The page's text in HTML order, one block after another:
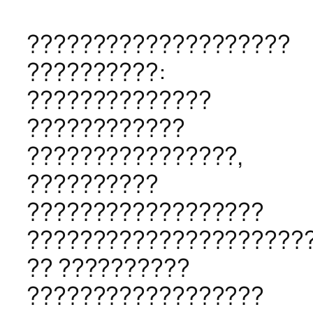
????????????????????
??????????:
??????????????
????????????
????????????????,
??????????
??????????????????
?? ??????????
??????????????????